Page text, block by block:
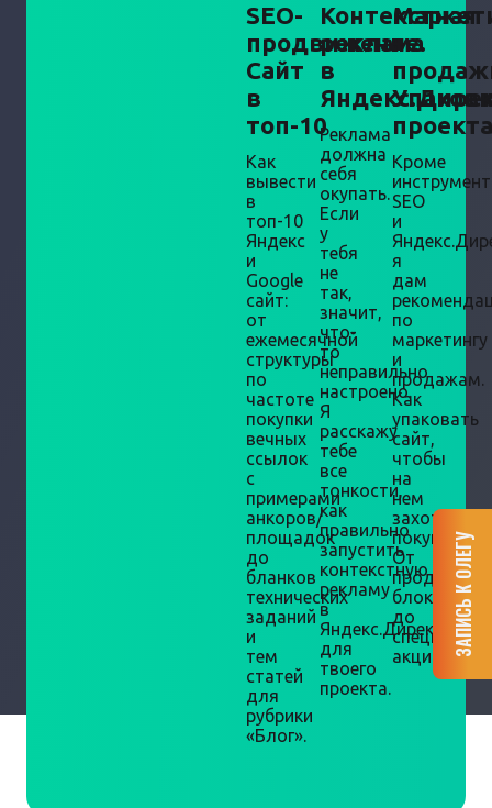
SEO-
продвижение.
Сайт
в
топ-10
Как
вывести
в
топ-10
Яндекс
и
Google
сайт:
от
ежемесячной
структуры
по
частоте
покупки
вечных
ссылок
с
примерами
анкоров/
площадок
до
бланков
технических
заданий
и
тем
статей
для
рубрики
«Блог».
Контекстная
реклама
в
Реклама
должна
себя
окупать.
Если
у
тебя
не
так,
значит,
что-
то
неправильно
настроено.
Я
расскажу
тебе
все
тонкости,
как
правильно
запустить
контекстную
рекламу
в
Яндекс.Директ
для
твоего
проекта.
+
Кроме
SEO
и
я
дам
по
маркетингу
и
продажам.
Как
упаковать
сайт,
чтобы
на
нем
захотели
покупать.
От
блоков
до
акций.
ЗАПИСЬ К ОЛЕГУ